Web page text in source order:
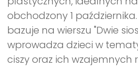
obchodzony 1
bazuje na wierszu "Dwie
wprowadza dzieci w
ciszy oraz ich wzajemnych